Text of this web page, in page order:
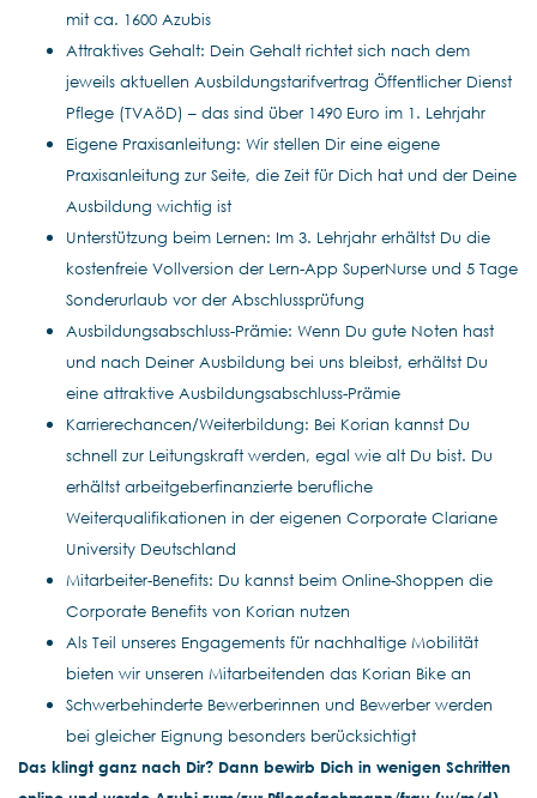
mit ca. 1600 Azubis
Attraktives Gehalt: Dein Gehalt richtet sich nach dem
jeweils aktuellen Ausbildungstarifvertrag Öffentlicher Dienst
Pflege (TVAöD) – das sind über 1490 Euro im 1. Lehrjahr
Eigene Praxisanleitung: Wir stellen Dir eine eigene
Praxisanleitung zur Seite, die Zeit für Dich hat und der Deine
Ausbildung wichtig ist
Unterstützung beim Lernen: Im 3. Lehrjahr erhältst Du die
kostenfreie Vollversion der Lern-App SuperNurse und 5 Tage
Sonderurlaub vor der Abschlussprüfung
Ausbildungsabschluss-Prämie: Wenn Du gute Noten hast
und nach Deiner Ausbildung bei uns bleibst, erhältst Du
eine attraktive Ausbildungsabschluss-Prämie
Karrierechancen/Weiterbildung: Bei Korian kannst Du
schnell zur Leitungskraft werden, egal wie alt Du bist. Du
erhältst arbeitgeberfinanzierte berufliche
Weiterqualifikationen in der eigenen Corporate Clariane
University Deutschland
Mitarbeiter-Benefits: Du kannst beim Online-Shoppen die
Corporate Benefits von Korian nutzen
Als Teil unseres Engagements für nachhaltige Mobilität
bieten wir unseren Mitarbeitenden das Korian Bike an
Schwerbehinderte Bewerberinnen und Bewerber werden
bei gleicher Eignung besonders berücksichtigt
Das klingt ganz nach Dir? Dann bewirb Dich in wenigen Schritten